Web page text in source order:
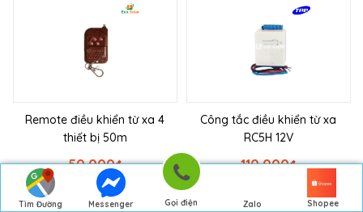
Tìm Đường
Messenger Gọi điện Zalo Shopee
Remote điều khiển từ xa 4
thiết bị 50m
₫
50.000
Công tắc điều khiển từ xa
RC5H 12V
₫
110.000